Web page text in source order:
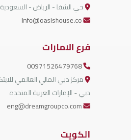
حي الشفا - الرياض - السعودية
فرع الامارات
دبي - الإمارات العربية المتحدة
الكويت